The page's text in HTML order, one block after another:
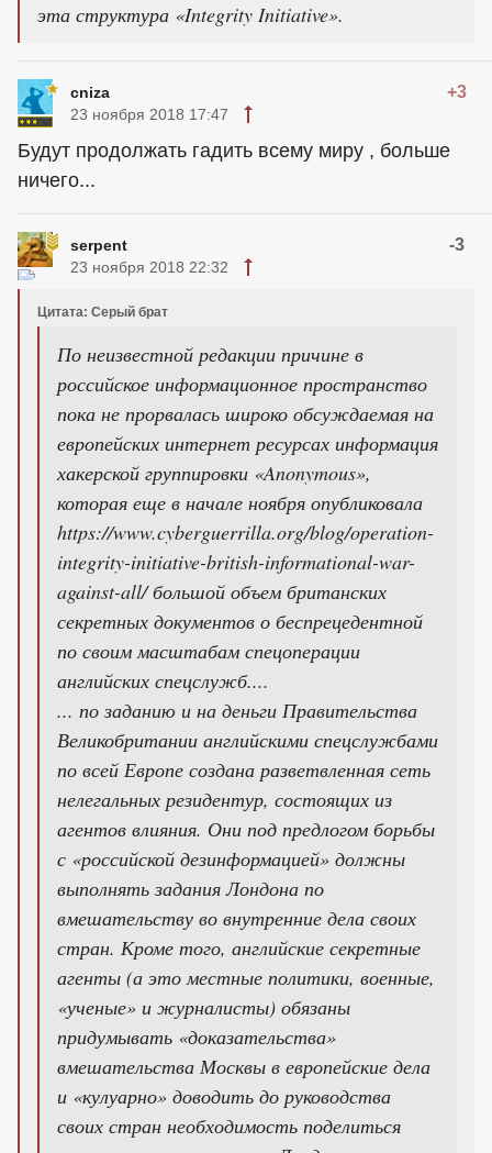
эта структура «Integrity Initiative».
cniza +3
23 ноября 2018 17:47
Будут продолжать гадить всему миру , больше
ничего...
serpent -3
23 ноября 2018 22:32
Цитата: Серый брат
По неизвестной редакции причине в
российское информационное пространство
пока не прорвалась широко обсуждаемая на
европейских интернет ресурсах информация
хакерской группировки «Anonymous»,
которая еще в начале ноября опубликовала
https://www.cyberguerrilla.org/blog/operation-
integrity-initiative-british-informational-war-
against-all/ большой объем британских
секретных документов о беспрецедентной
по своим масштабам спецоперации
английских спецслужб....
... по заданию и на деньги Правительства
Великобритании английскими спецслужбами
по всей Европе создана разветвленная сеть
нелегальных резидентур, состоящих из
агентов влияния. Они под предлогом борьбы
с «российской дезинформацией» должны
выполнять задания Лондона по
вмешательству во внутренние дела своих
стран. Кроме того, английские секретные
агенты (а это местные политики, военные,
«ученые» и журналисты) обязаны
придумывать «доказательства»
вмешательства Москвы в европейские дела
и «кулуарно» доводить до руководства
своих стран необходимость поделиться